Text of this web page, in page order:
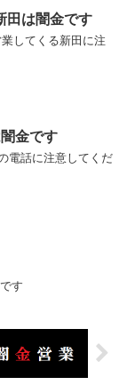
田は闇金です
してくる新田に注
金です
電話に注意してくだ
す